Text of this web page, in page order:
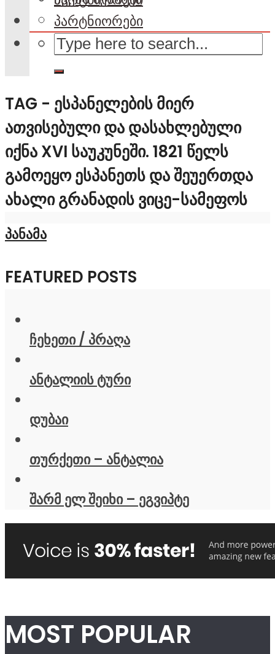
პარტნიორები
TAG - ᲔᲡᲞᲐᲜᲔᲚᲔᲑᲘᲡ ᲛᲘᲔᲠ
ᲐᲗᲕᲘᲡᲔᲑᲣᲚᲘ ᲓᲐ ᲓᲐᲡᲐᲮᲚᲔᲑᲣᲚᲘ
ᲘᲥᲜᲐ XVI ᲡᲐᲣᲙᲣᲜᲔᲨᲘ. 1821 ᲬᲔᲚᲡ
ᲒᲐᲛᲝᲔᲧᲝ ᲔᲡᲞᲐᲜᲔᲗᲡ ᲓᲐ ᲨᲔᲣᲔᲠᲗᲓᲐ
ᲐᲮᲐᲚᲘ ᲒᲠᲐᲜᲐᲓᲘᲡ ᲕᲘᲪᲔ-ᲡᲐᲛᲔᲤᲝᲡ
პანამა
FEATURED POSTS
ჩეხეთი / პრაღა
ანტალიის ტური
დუბაი
თურქეთი – ანტალია
შარმ ელ შეიხი – ეგვიპტე
MOST POPULAR